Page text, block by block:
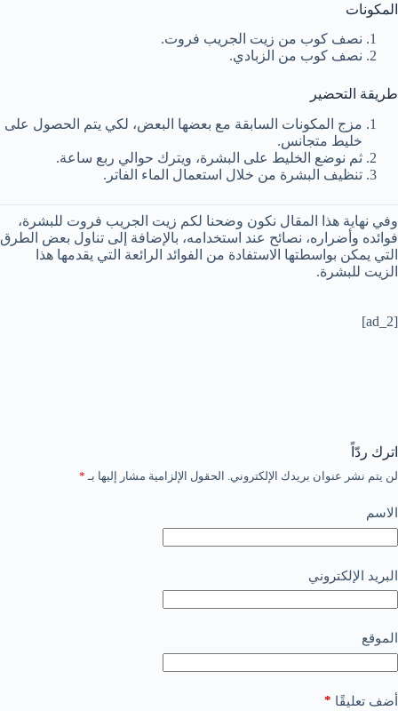
المكونات
نصف كوب من زيت الجريب فروت.
نصف كوب من الزبادي.
طريقة التحضير
مزج المكونات السابقة مع بعضها البعض، لكي يتم الحصول على
خليط متجانس.
ثم نوضع الخليط على البشرة، ويترك حوالي ربع ساعة.
تنظيف البشرة من خلال استعمال الماء الفاتر.
وفي نهاية هذا المقال نكون وضحنا لكم زيت الجريب فروت للبشرة،
فوائده وأضراره، نصائح عند استخدامه، بالإضافة إلى تناول بعض الطرق
التي يمكن بواسطتها الاستفادة من الفوائد الرائعة التي يقدمها هذا
الزيت للبشرة.
[ad_2]
اترك ردّاً
لن يتم نشر عنوان بريدك الإلكتروني. الحقول الإلزامية مشار إليها بـ *
الاسم
البريد الإلكتروني
الموقع
أضف تعليقًا *